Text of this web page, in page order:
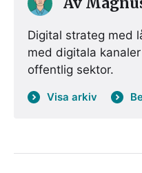
Digital strateg med
med digitala
offentlig sektor.
Visa arkiv